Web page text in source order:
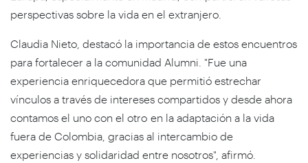
perspectivas sobre la vida en el extranjero.
Claudia Nieto, destacó la importancia de estos encuentros
para fortalecer a la comunidad Alumni. "Fue una
experiencia enriquecedora que permitió estrechar
vínculos a través de intereses compartidos y desde ahora
contamos el uno con el otro en la adaptación a la vida
fuera de Colombia, gracias al intercambio de
experiencias y solidaridad entre nosotros", afirmó.